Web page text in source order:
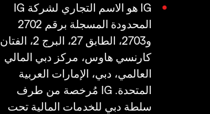
IG هو الاسم التجاري لشركة IG
المحدودة المسجلة برقم 2702
و2703، الطابق 27، البرج 2، الفتان
كارنسي هاوس، مركز دبي المالي
العالمي، دبي، الإمارات العربية
المتحدة. IG مُرخصة من طرف
سلطة دبي للخدمات المالية تحت